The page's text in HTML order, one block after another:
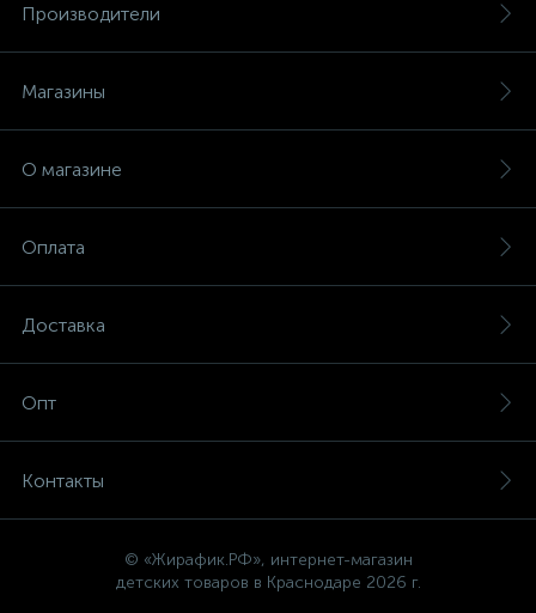
Производители
Магазины
О магазине
Оплата
Доставка
Опт
Контакты
© «Жирафик.РФ», интернет-магазин
детских товаров в Краснодаре 2026 г.